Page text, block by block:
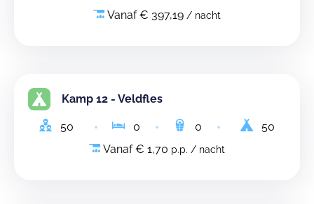
Vanaf € 397,19 / nacht
Kamp 12 - Veldfles
50 0 0
50
Vanaf € 1,70 p.p. / nacht